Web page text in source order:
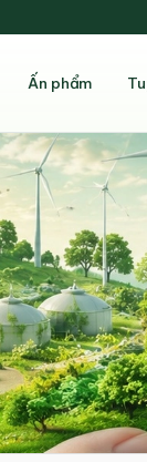
Ấn phẩm